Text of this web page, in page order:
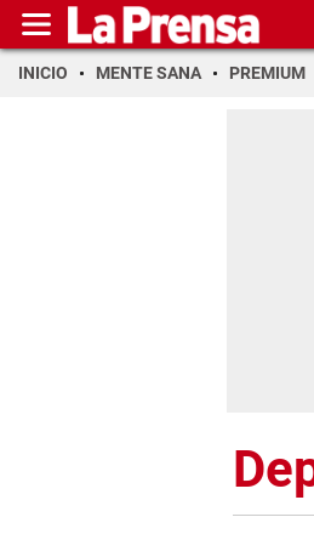
INICIO MENTE SANA PREMIUM